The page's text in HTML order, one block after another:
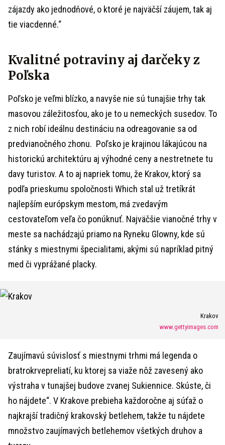
zájazdy ako jednodňové, o ktoré je najväčší záujem, tak aj
tie viacdenné.“
Kvalitné potraviny aj darčeky z
Poľska
Poľsko je veľmi blízko, a navyše nie sú tunajšie trhy tak
masovou záležitosťou, ako je to u nemeckých susedov. To
z nich robí ideálnu destináciu na odreagovanie sa od
predvianočného zhonu. Poľsko je krajinou lákajúcou na
historickú architektúru aj výhodné ceny a nestretnete tu
davy turistov. A to aj napriek tomu, že Krakov, ktorý sa
podľa prieskumu spoločnosti Which stal už tretíkrát
najlepším európskym mestom, má zvedavým
cestovateľom veľa čo ponúknuť. Najväčšie vianočné trhy v
meste sa nachádzajú priamo na Ryneku Glowny, kde sú
stánky s miestnymi špecialitami, akými sú napríklad pitný
med či vyprážané placky.
Krakov
www.gettyimages.com
Zaujímavú súvislosť s miestnymi trhmi má legenda o
bratrokrvepreliatí, ku ktorej sa viaže nôž zavesený ako
výstraha v tunajšej budove zvanej Sukiennice. Skúste, či
ho nájdete“. V Krakove prebieha každoročne aj súťaž o
najkrajší tradičný krakovský betlehem, takže tu nájdete
množstvo zaujímavých betlehemov všetkých druhov a